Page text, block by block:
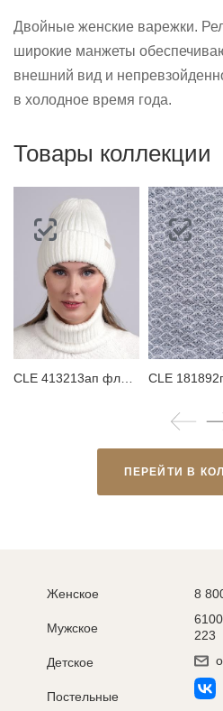
Двойные женские варежки.
широкие манжеты
внешний вид и
в холодное время года.
Товары коллекции
ПЕРЕЙТИ В
Женское
Мужское
Детское
Постельные
8
223